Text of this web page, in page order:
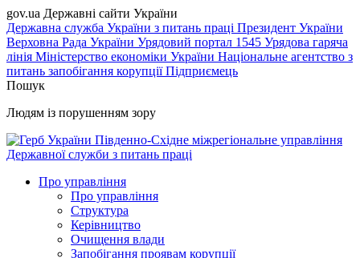
gov.ua Державні сайти України
Державна служба України з питань праці Президент України
Верховна Рада України Урядовий портал 1545 Урядова гаряча
лінія Міністерство економіки України Національне агентство з
питань запобігання корупціїПідприємець
Пошук
Людям із порушенням зору
Південно-Східне міжрегіональне управління
Державної служби з питань праці
Про управління
Про управління
Структура
Керівництво
Очищення влади
Запобігання проявам корупції